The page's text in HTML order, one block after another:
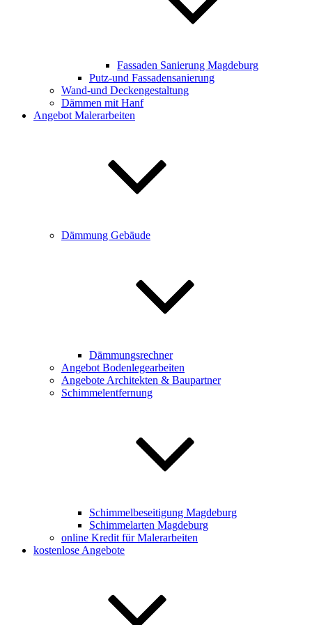
Fassaden Sanierung Magdeburg
Putz-und Fassadensanierung
Wand-und Deckengestaltung
Dämmen mit Hanf
Angebot Malerarbeiten
Dämmung Gebäude
Dämmungsrechner
Angebot Bodenlegearbeiten
Angebote Architekten & Baupartner
Schimmelentfernung
Schimmelbeseitigung Magdeburg
Schimmelarten Magdeburg
online Kredit für Malerarbeiten
kostenlose Angebote